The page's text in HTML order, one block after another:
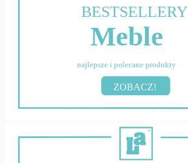
BESTSELLERY
Meble
najlepsze i polecane produkty
ZOBACZ!